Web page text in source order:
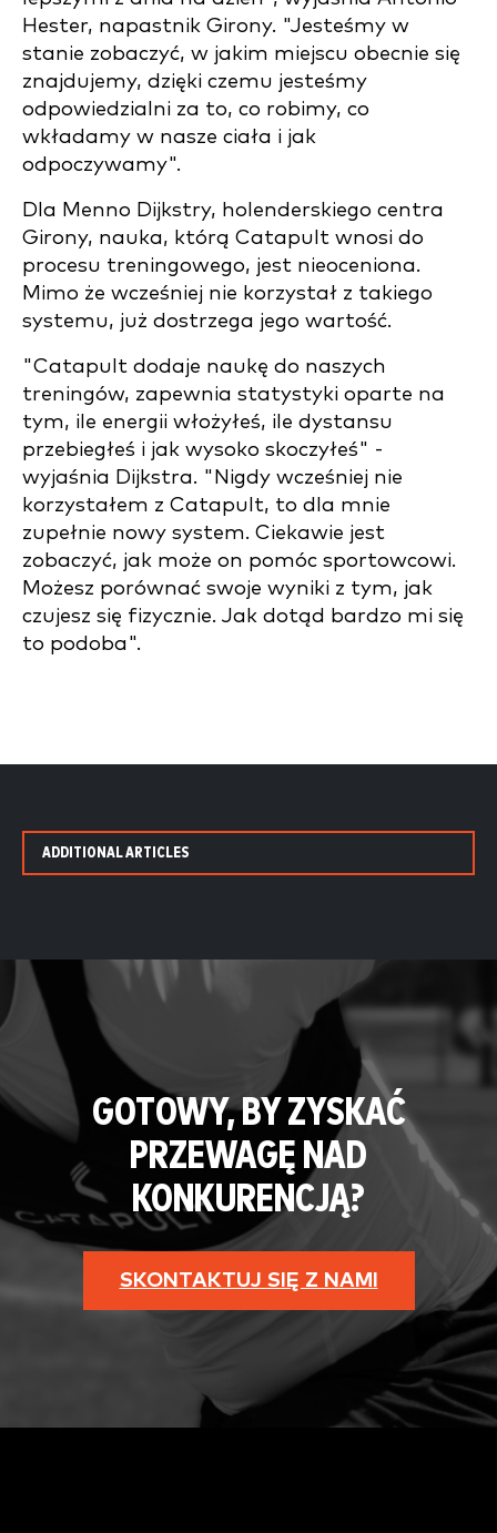
Hester, napastnik Girony. "Jesteśmy w
stanie zobaczyć, w jakim miejscu obecnie się
znajdujemy, dzięki czemu jesteśmy
odpowiedzialni za to, co robimy, co
wkładamy w nasze ciała i jak
odpoczywamy".
Dla Menno Dijkstry, holenderskiego centra
Girony, nauka, którą Catapult wnosi do
procesu treningowego, jest nieoceniona.
Mimo że wcześniej nie korzystał z takiego
systemu, już dostrzega jego wartość.
"Catapult dodaje naukę do naszych
treningów, zapewnia statystyki oparte na
tym, ile energii włożyłeś, ile dystansu
przebiegłeś i jak wysoko skoczyłeś" -
wyjaśnia Dijkstra. "Nigdy wcześniej nie
korzystałem z Catapult, to dla mnie
zupełnie nowy system. Ciekawie jest
zobaczyć, jak może on pomóc sportowcowi.
Możesz porównać swoje wyniki z tym, jak
czujesz się fizycznie. Jak dotąd bardzo mi się
to podoba".
ADDITIONAL ARTICLES
GOTOWY, BY ZYSKAĆ
PRZEWAGĘ NAD
KONKURENCJĄ?
SKONTAKTUJ SIĘ Z NAMI